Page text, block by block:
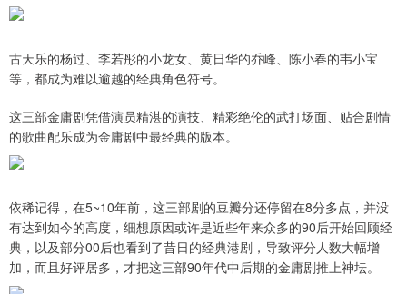
古天乐的杨过、李若彤的小龙女、黄日华的乔峰、陈小春的韦小宝
等，都成为难以逾越的经典角色符号。
这三部金庸剧凭借演员精湛的演技、精彩绝伦的武打场面、贴合剧情
的歌曲配乐成为金庸剧中最经典的版本。
依稀记得，在5~10年前，这三部剧的豆瓣分还停留在8分多点，并没
有达到如今的高度，细想原因或许是近些年来众多的90后开始回顾经
典，以及部分00后也看到了昔日的经典港剧，导致评分人数大幅增
加，而且好评居多，才把这三部90年代中后期的金庸剧推上神坛。